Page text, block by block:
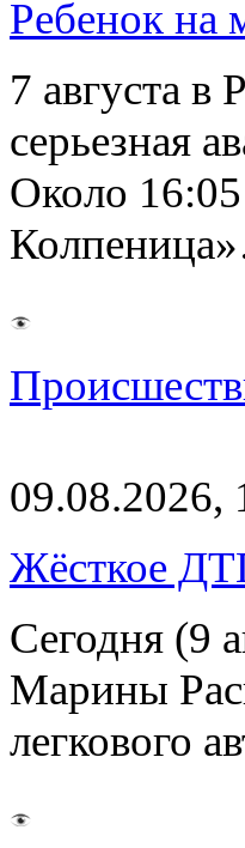
Ребенок на
7 августа в
серьезная
Около
09.08.2026,
Жёсткое
Сегодня (9
Марины
легкового